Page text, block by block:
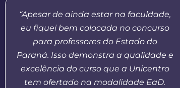
“Apesar de ainda estar na faculdade,
eu fiquei bem colocada no concurso
para professores do Estado do
Paraná. Isso demonstra a qualidade e
excelência do curso que a Unicentro
tem ofertado na modalidade EaD.